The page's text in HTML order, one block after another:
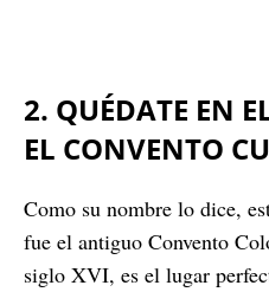
2. QUÉDATE EN
EL CONVENTO
Como su nombre lo dice,
fue el antiguo Convento
siglo XVI, es el lugar